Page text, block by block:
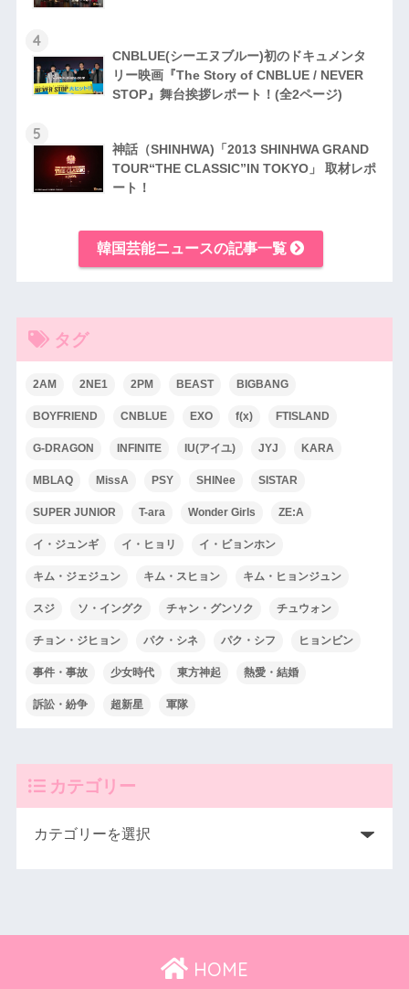
4
CNBLUE(シーエヌブルー)初のドキュメンタ
リー映画『The Story of CNBLUE / NEVER
STOP』舞台挨拶レポート！(全2ページ)
5
神話（SHINHWA)「2013 SHINHWA GRAND
TOUR“THE CLASSIC”IN TOKYO」 取材レポ
ート！
韓国芸能ニュースの記事一覧
タグ
2AM 2NE1 2PM BEAST BIGBANG
BOYFRIEND CNBLUE EXO f(x) FTISLAND
G-DRAGON INFINITE IU(アイユ) JYJ KARA
MBLAQ MissA PSY SHINee SISTAR
SUPER JUNIOR T-ara Wonder Girls ZE:A
イ・ジュンギ イ・ヒョリ イ・ビョンホン
キム・ジェジュン キム・スヒョン キム・ヒョンジュン
スジ ソ・イングク チャン・グンソク チュウォン
チョン・ジヒョン パク・シネ パク・シフ ヒョンビン
事件・事故 少女時代 東方神起 熱愛・結婚
訴訟・紛争 超新星 軍隊
カテゴリー
HOME